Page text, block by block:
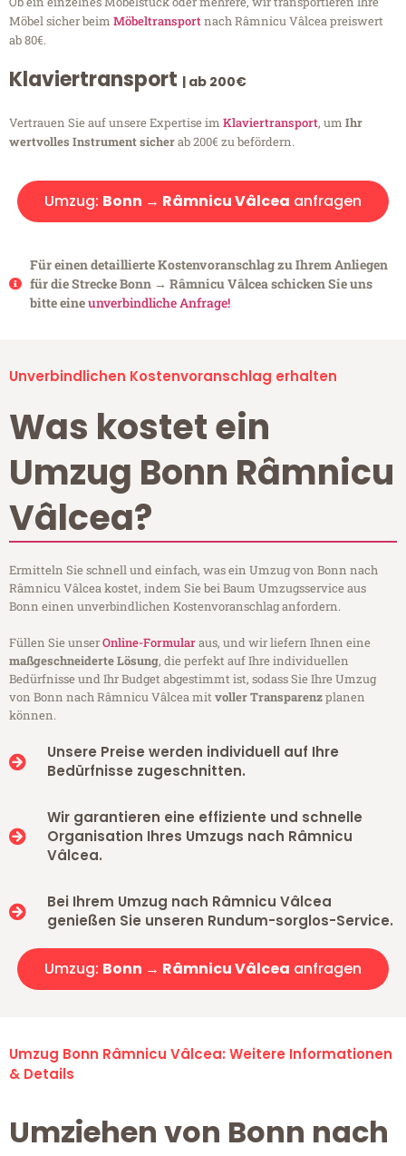
Möbel sicher beim Möbeltransportnach Râmnicu Vâlcea preiswert
ab 80€.
Klaviertransport | ab 200€
Vertrauen Sie auf unsere Expertise im Klaviertransport, um Ihr
wertvolles Instrument sicherab 200€ zu befördern.
Umzug: Bonn → Râmnicu Vâlcea anfragen
Für einen detaillierte Kostenvoranschlag zu Ihrem Anliegen
für die Strecke Bonn → Râmnicu Vâlcea schicken Sie uns
bitte eineunverbindliche Anfrage!
Unverbindlichen Kostenvoranschlag erhalten
Was kostet ein
Umzug Bonn Râmnicu
Vâlcea?
Ermitteln Sie schnell und einfach, was ein Umzug von Bonn nach
Râmnicu Vâlcea kostet, indem Sie bei Baum Umzugsservice aus
Bonn einen unverbindlichen Kostenvoranschlag anfordern.
Füllen Sie unserOnline-Formularaus, und wir liefern Ihnen eine
maßgeschneiderte Lösung, die perfekt auf Ihre individuellen
Bedürfnisse und Ihr Budget abgestimmt ist, sodass Sie Ihre Umzug
von Bonn nach Râmnicu Vâlcea mitvoller Transparenzplanen
können.
Unsere Preise werden individuell auf Ihre
Bedürfnisse zugeschnitten.
Wir garantieren eine effiziente und schnelle
Organisation Ihres Umzugs nach Râmnicu
Vâlcea.
Bei Ihrem Umzug nach Râmnicu Vâlcea
genießen Sie unseren Rundum-sorglos-Service.
Umzug: Bonn → Râmnicu Vâlcea anfragen
Umzug Bonn Râmnicu Vâlcea: Weitere Informationen
& Details
Umziehen von Bonn nach